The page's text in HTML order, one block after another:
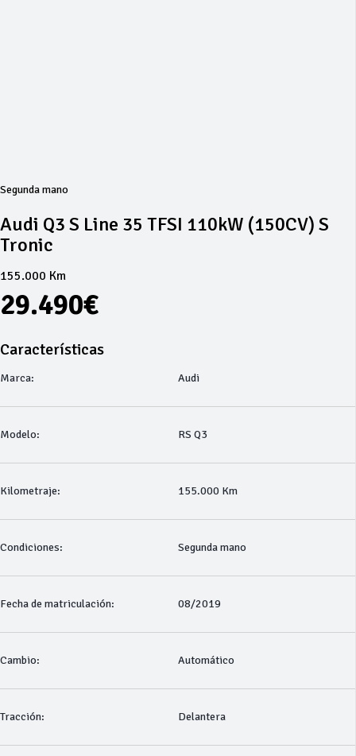
Segunda mano
Audi Q3 S Line 35 TFSI 110kW (150CV) S
Tronic
155.000 Km
29.490€
Características
Marca: Audi
Modelo: RS Q3
Kilometraje: 155.000 Km
Condiciones: Segunda mano
Fecha de matriculación: 08/2019
Cambio: Automático
Tracción: Delantera